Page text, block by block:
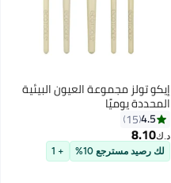
إيكو تولز مجموعة العيون البيئية
المحددة يوميًا
4.5
15
د.ك‏8.10
لك رصيد مسترجع 10% + 1